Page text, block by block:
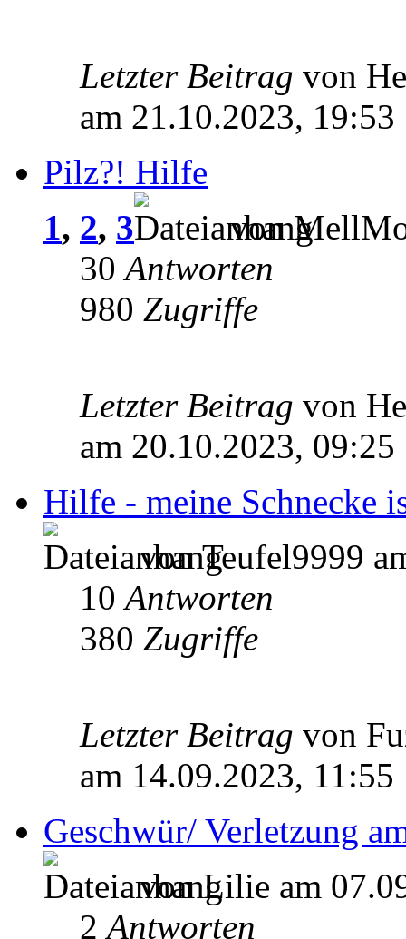
Letzter Beitrag von
am 21.10.2023, 19:53
Pilz?! Hilfe
1, 2, 3
von
30Antworten
980 Zugriffe
Letzter Beitrag von
am 20.10.2023, 09:25
Hilfe - meine Schnecke
von Teufel9999
10Antworten
380 Zugriffe
Letzter Beitrag von
am 14.09.2023, 11:55
Geschwür/ Verletzung
von Lilie am
2Antworten